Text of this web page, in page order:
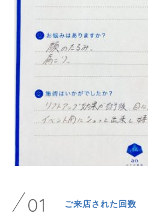
01 ご来店された回数